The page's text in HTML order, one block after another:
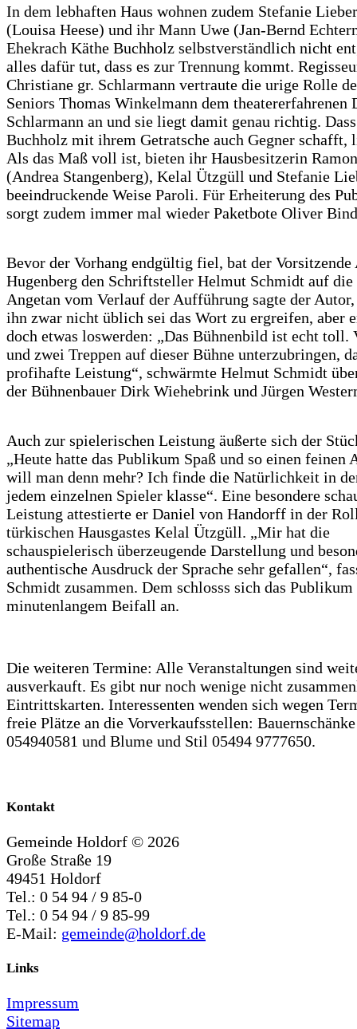
In dem lebhaften Haus wohnen zudem Stefanie
(Louisa Heese) und ihr Mann Uwe (Jan-Bernd
Ehekrach Käthe Buchholz selbstverständlich nicht
alles dafür tut, dass es zur Trennung kommt.
Christiane gr. Schlarmann vertraute die urige Rolle
Seniors Thomas Winkelmann dem theatererfahrenen
Schlarmann an und sie liegt damit genau richtig.
Buchholz mit ihrem Getratsche auch Gegner schafft,
Als das Maß voll ist, bieten ihr Hausbesitzerin
(Andrea Stangenberg), Kelal Ützgüll und Stefanie
beeindruckende Weise Paroli. Für Erheiterung des
sorgt zudem immer mal wieder Paketbote Oliver
Bevor der Vorhang endgültig fiel, bat der Vorsitzende
Hugenberg den Schriftsteller Helmut Schmidt auf die
Angetan vom Verlauf der Aufführung sagte der Autor,
ihn zwar nicht üblich sei das Wort zu ergreifen, aber
doch etwas loswerden: „Das Bühnenbild ist echt toll.
und zwei Treppen auf dieser Bühne unterzubringen,
profihafte Leistung“, schwärmte Helmut Schmidt
der Bühnenbauer Dirk Wiehebrink und Jürgen
Auch zur spielerischen Leistung äußerte sich der
„Heute hatte das Publikum Spaß und so einen feinen
will man denn mehr? Ich finde die Natürlichkeit in
jedem einzelnen Spieler klasse“. Eine besondere
Leistung attestierte er Daniel von Handorff in der
türkischen Hausgastes Kelal Ützgüll. „Mir hat die
schauspielerisch überzeugende Darstellung und
authentische Ausdruck der Sprache sehr gefallen“,
Schmidt zusammen. Dem schlosss sich das
minutenlangem Beifall an.
Die weiteren Termine: Alle Veranstaltungen sind
ausverkauft. Es gibt nur noch wenige nicht
Eintrittskarten. Interessenten wenden sich wegen
freie Plätze an die Vorverkaufsstellen:
054940581 und Blume und Stil 05494 9777650.
Kontakt
Gemeinde Holdorf © 2026
Große Straße 19
49451 Holdorf
Tel.: 0 54 94 / 9 85-0
Tel.: 0 54 94 / 9 85-99
E-Mail: gemeinde@holdorf.de
Links
Impressum
Sitemap